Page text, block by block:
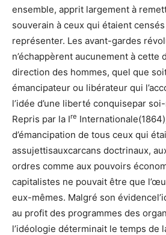
ensemble, apprit largement à
souverain à ceux qui étaient
représenter. Les avant-gardes
n’échappèrent aucunement à cette
direction des hommes, quel que
émancipateur ou libérateur qui
l’idée d’une liberté conquisepar
Repris par la Ire
d’émancipation de tous ceux qui
assujettisauxcarcans doctrinaux,
ordres comme aux pouvoirs
capitalistes ne pouvait être que
eux-mêmes. Malgré son
au profit des programmes des
l’idéologie déterminait le temps de